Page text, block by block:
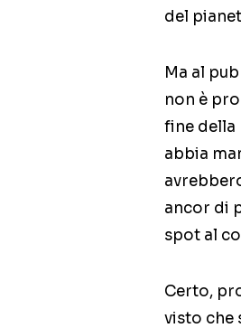
del
Ma al
non è
fine della
abbia
ancor di
spot al
Certo,
visto che